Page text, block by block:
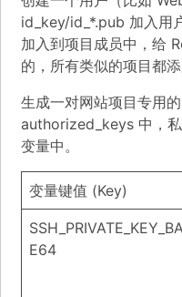
id_key/id_*.pub 加入用
加入到项目成员中，给
的，所有类似的项目都添
生成一对网站项目专用
authorized_keys 中，
变量中。
变量键值 (Key)
E64